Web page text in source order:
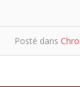
Posté dans